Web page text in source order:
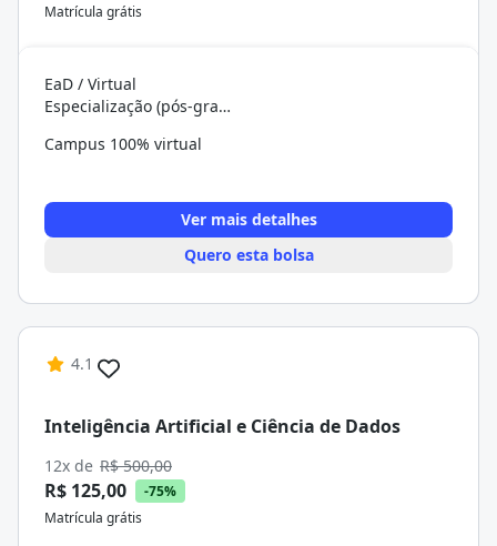
Matrícula grátis
EaD / Virtual
Especialização (pós-graduação)
Campus 100% virtual
Ver mais detalhes
Quero esta bolsa
4.1
Inteligência Artificial e Ciência de Dados
12x de R$ 500,00
R$ 125,00
-75%
Matrícula grátis